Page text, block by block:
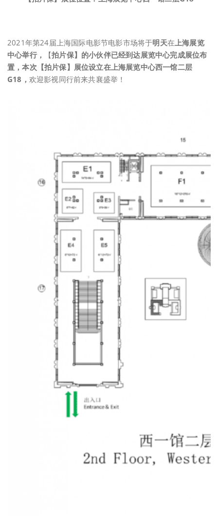
2021年第24届上海国际电影节电影市场将于明天在 上海展览
中心举行，
【拍片保】的小伙伴已经到达展览中心完成展位布
置，本次【拍片保】展位设立在上海展览中心西一馆二层
G18 ， 欢迎影视同行前来共襄盛举！